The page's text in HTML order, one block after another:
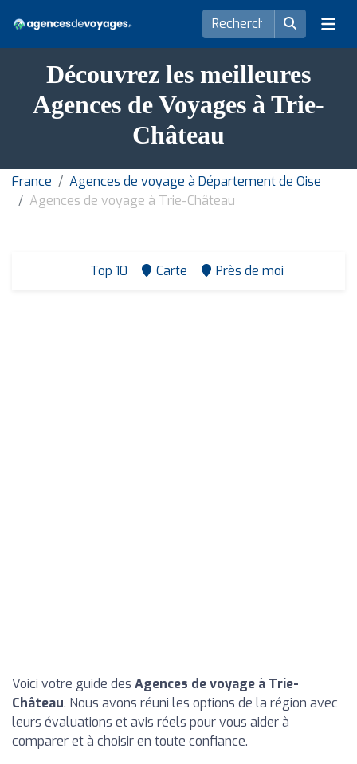
Découvrez les meilleures
Agences de Voyages à Trie-
Château
France
Agences de voyage à Département de Oise
Agences de voyage à Trie-Château
Top 10 Carte Près de moi
Voici votre guide des Agences de voyage à Trie-
Château. Nous avons réuni les options de la région avec
leurs évaluations et avis réels pour vous aider à
comparer et à choisir en toute confiance.